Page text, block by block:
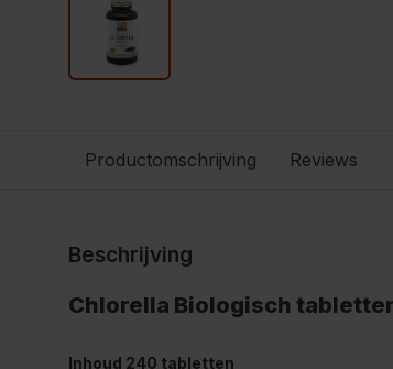
Productomschrijving Reviews
Beschrijving
Chlorella Biologisch
Inhoud 240 tabletten